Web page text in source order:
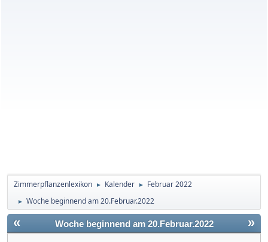
Zimmerpflanzenlexikon ► Kalender ► Februar 2022
► Woche beginnend am 20.Februar.2022
« »
Woche beginnend am 20.Februar.2022